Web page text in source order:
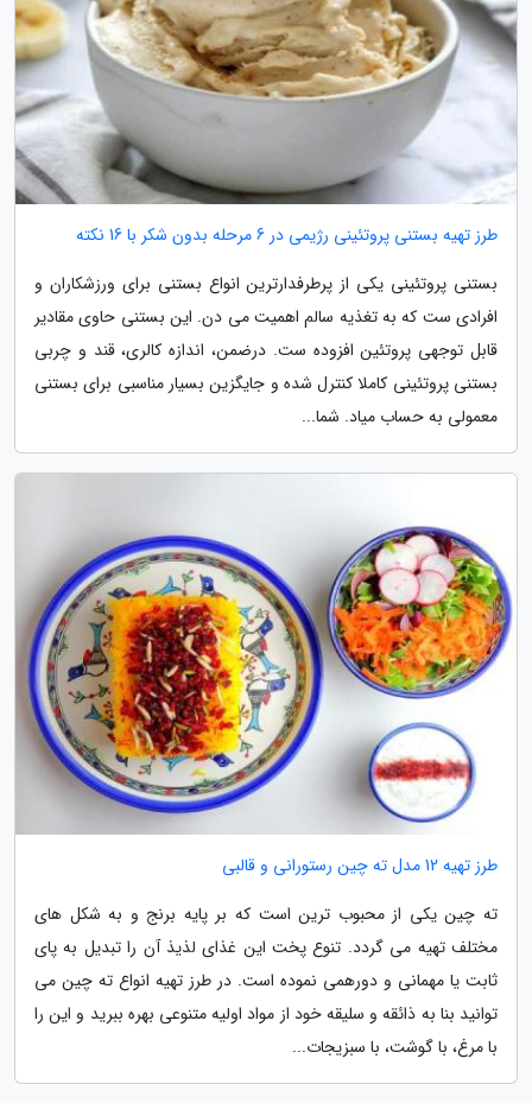
طرز تهیه بستنی پروتئینی رژیمی در 6 مرحله بدون شکر با 16 نکته
بستنی پروتئینی یکی از پرطرفدارترین انواع بستنی برای ورزشکاران و
افرادی ست که به تغذیه سالم اهمیت می دن. این بستنی حاوی مقادیر
قابل توجهی پروتئین افزوده ست. درضمن، اندازه کالری، قند و چربی
بستنی پروتئینی کاملا کنترل شده و جایگزین بسیار مناسبی برای بستنی
معمولی به حساب میاد. شما...
طرز تهیه 12 مدل ته چین رستورانی و قالبی
ته چین یکی از محبوب ترین است که بر پایه برنج و به شکل های
مختلف تهیه می گردد. تنوع پخت این غذای لذیذ آن را تبدیل به پای
ثابت یا مهمانی و دورهمی نموده است. در طرز تهیه انواع ته چین می
توانید بنا به ذائقه و سلیقه خود از مواد اولیه متنوعی بهره ببرید و این را
با مرغ، با گوشت، با سبزیجات...